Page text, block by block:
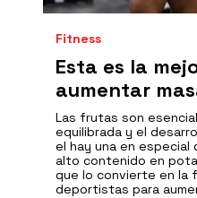
Fitness
Esta es la
aumentar
Las frutas son
equilibrada y el
el hay una en
alto contenido en
que lo convierte en la
deportistas para